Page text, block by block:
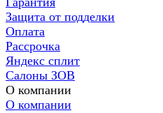
Защита от подделки
Оплата
Рассрочка
Яндекс сплит
Салоны ЗОВ
О компании
О компании